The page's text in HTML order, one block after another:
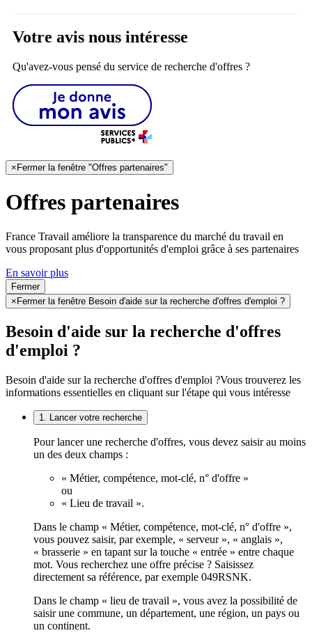
Votre avis nous intéresse
Qu'avez-vous pensé du service de recherche d'offres ?
× Fermer la fenêtre "Offres partenaires"
Offres partenaires
France Travail améliore la transparence du marché du travail en
vous proposant plus d'opportunités d'emploi grâce à ses partenaires
En savoir plus
Fermer
× Fermer la fenêtre Besoin d'aide sur la recherche d'offres d'emploi ?
Besoin d'aide sur la recherche d'offres
d'emploi ?
Besoin d'aide sur la recherche d'offres d'emploi ?Vous trouverez les
informations essentielles en cliquant sur l'étape qui vous intéresse
1. Lancer votre recherche
Pour lancer une recherche d'offres, vous devez saisir au moins
un des deux champs :
« Métier, compétence, mot-clé, n° d'offre »
ou
« Lieu de travail ».
Dans le champ « Métier, compétence, mot-clé, n° d'offre »,
vous pouvez saisir, par exemple, « serveur », « anglais »,
« brasserie » en tapant sur la touche « entrée » entre chaque
mot. Vous recherchez une offre précise ? Saisissez
directement sa référence, par exemple 049RSNK.
Dans le champ « lieu de travail », vous avez la possibilité de
saisir une commune, un département, une région, un pays ou
un continent.